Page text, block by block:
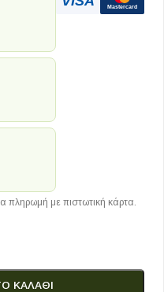
Mastercard
πληρωμή με πιστωτική κάρτα.
ΚΑΛΆΘΙ